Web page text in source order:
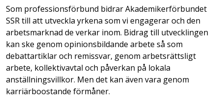
Som professionsförbund bidrar Akademikerförbundet
SSR till att utveckla yrkena som vi engagerar och den
arbetsmarknad de verkar inom. Bidrag till utvecklingen
kan ske genom opinionsbildande arbete så som
debattartiklar och remissvar, genom arbetsrättsligt
arbete, kollektivavtal och påverkan på lokala
anställningsvillkor. Men det kan även vara genom
karriärboostande förmåner.